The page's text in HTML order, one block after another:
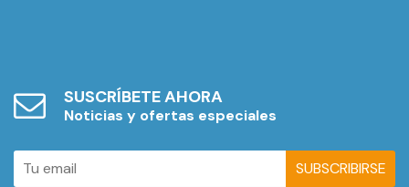
SUSCRÍBETE AHORA
Noticias y ofertas especiales
SUBSCRIBIRSE